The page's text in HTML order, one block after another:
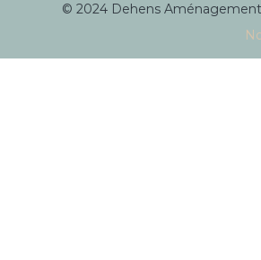
© 2024 Dehens Aménagement